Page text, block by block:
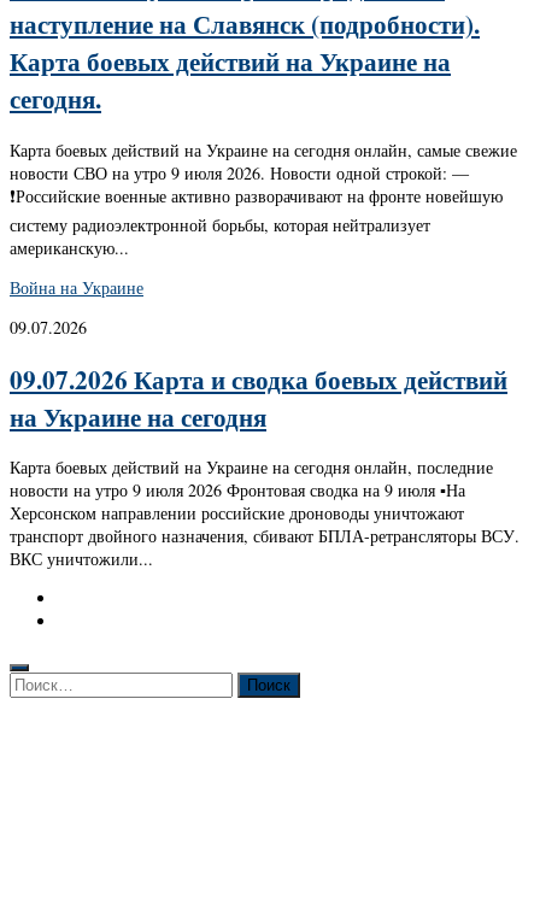
наступление на Славянск (подробности).
Карта боевых действий на Украине на
сегодня.
Карта боевых действий на Украине на сегодня онлайн, самые свежие
новости СВО на утро 9 июля 2026. Новости одной строкой: —
❗️Российские военные активно разворачивают на фронте новейшую
систему радиоэлектронной борьбы, которая нейтрализует
американскую...
Война на Украине
09.07.2026
09.07.2026 Карта и сводка боевых действий
на Украине на сегодня
Карта боевых действий на Украине на сегодня онлайн, последние
новости на утро 9 июля 2026 Фронтовая сводка на 9 июля ▪️На
Херсонском направлении российские дроноводы уничтожают
транспорт двойного назначения, сбивают БПЛА-ретрансляторы ВСУ.
ВКС уничтожили...
Найти: